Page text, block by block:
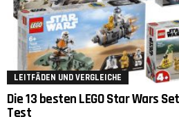
LEITFÄDEN UND VERGLEICHE
Die 13 besten LEGO Star Wars
Test